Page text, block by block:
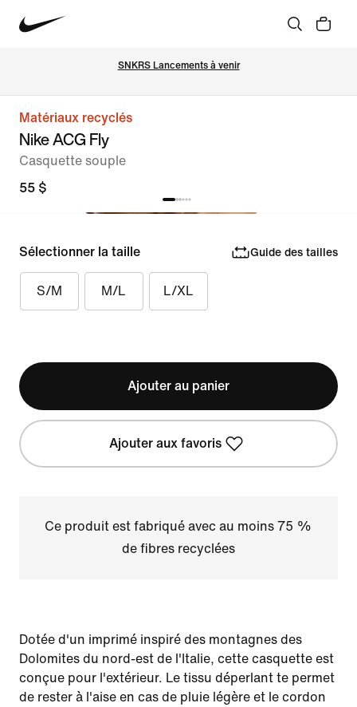
SNKRS Lancements à venir
Matériaux recyclés
Nike ACG Fly
Casquette souple
55 $
Sélectionner la taille Guide des tailles
S/M M/L L/XL
Ajouter au panier
Ajouter aux favoris
Ce produit est fabriqué avec au moins 75 %
de fibres recyclées
Dotée d'un imprimé inspiré des montagnes des
Dolomites du nord-est de l'Italie, cette casquette est
conçue pour l'extérieur. Le tissu déperlant te permet
de rester à l'aise en cas de pluie légère et le cordon